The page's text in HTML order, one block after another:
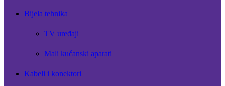
Bijela tehnika
TV uređaji
Mali kućanski aparati
Kabeli i konektori